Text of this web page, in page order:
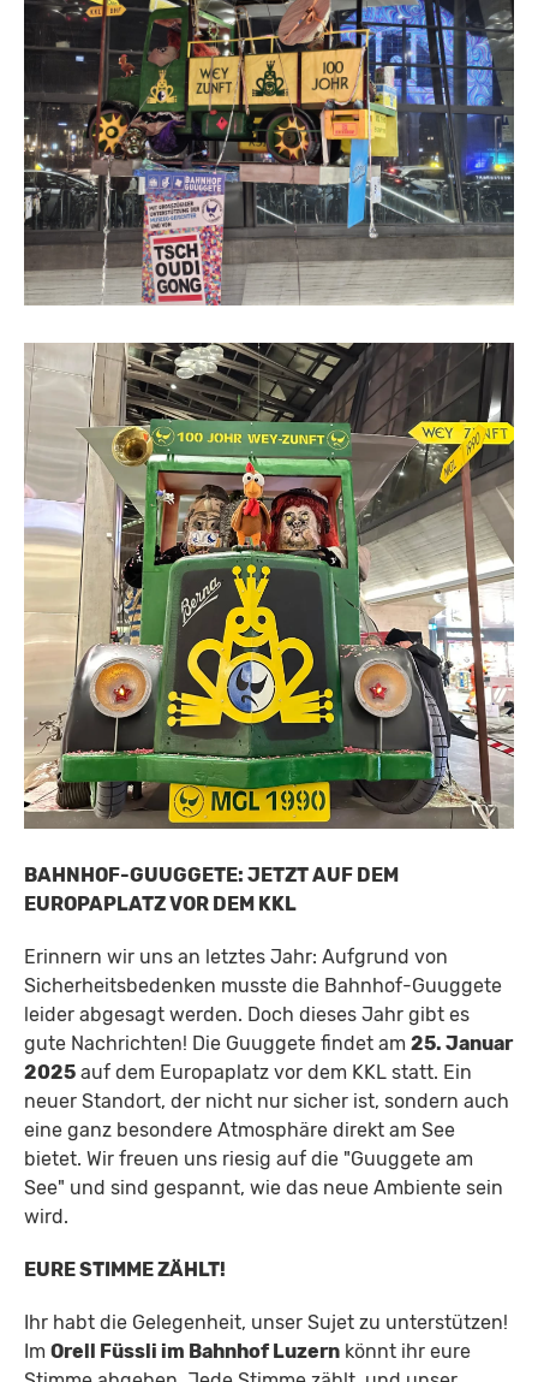
BAHNHOF-GUUGGETE: JETZT AUF DEM
EUROPAPLATZ VOR DEM KKL
Erinnern wir uns an letztes Jahr: Aufgrund von
Sicherheitsbedenken musste die Bahnhof-Guuggete
leider abgesagt werden. Doch dieses Jahr gibt es
gute Nachrichten! Die Guuggete findet am 25. Januar
2025 auf dem Europaplatz vor dem KKL statt. Ein
neuer Standort, der nicht nur sicher ist, sondern auch
eine ganz besondere Atmosphäre direkt am See
bietet. Wir freuen uns riesig auf die "Guuggete am
See" und sind gespannt, wie das neue Ambiente sein
wird.
EURE STIMME ZÄHLT!
Ihr habt die Gelegenheit, unser Sujet zu unterstützen!
Im Orell Füssli im Bahnhof Luzern könnt ihr eure